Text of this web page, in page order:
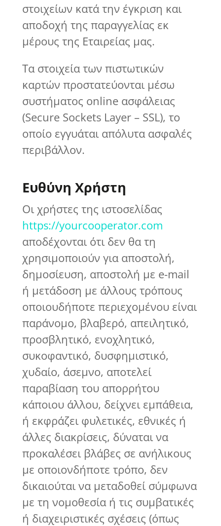
στοιχείων κατά την έγκριση και
αποδοχή της παραγγελίας εκ
μέρους της Εταιρείας μας.
Τα στοιχεία των πιστωτικών
καρτών προστατεύονται μέσω
συστήματος online ασφάλειας
(Secure Sockets Layer – SSL), το
οποίο εγγυάται απόλυτα ασφαλές
περιβάλλον.
Ευθύνη Χρήστη
Οι χρήστες της ιστοσελίδας
https://yourcooperator.com
αποδέχονται ότι δεν θα τη
χρησιμοποιούν για αποστολή,
δημοσίευση, αποστολή με e-mail
ή μετάδοση με άλλους τρόπους
οποιουδήποτε περιεχομένου είναι
παράνομο, βλαβερό, απειλητικό,
προσβλητικό, ενοχλητικό,
συκοφαντικό, δυσφημιστικό,
χυδαίο, άσεμνο, αποτελεί
παραβίαση του απορρήτου
κάποιου άλλου, δείχνει εμπάθεια,
ή εκφράζει φυλετικές, εθνικές ή
άλλες διακρίσεις, δύναται να
προκαλέσει βλάβες σε ανήλικους
με οποιονδήποτε τρόπο, δεν
δικαιούται να μεταδοθεί σύμφωνα
με τη νομοθεσία ή τις συμβατικές
ή διαχειριστικές σχέσεις (όπως